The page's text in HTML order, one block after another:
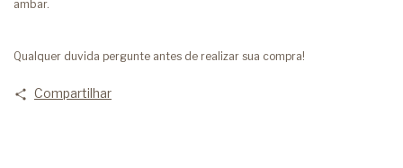
ambar.
Qualquer duvida pergunte antes de realizar sua compra!
Compartilhar